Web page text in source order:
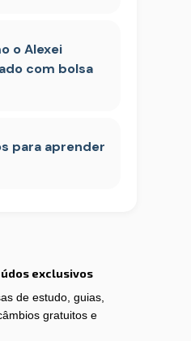
o Alexei
com bolsa
para aprender
exclusivos
de estudo, guias,
gratuitos e